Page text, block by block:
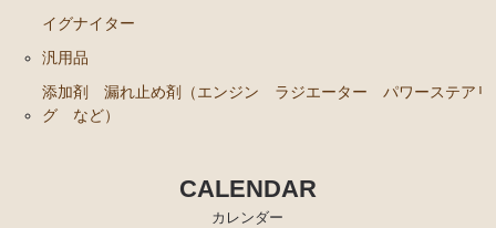
ブレーキパーツ（マスターシリンダー リペアキッ
ーズシリンダー オーバーホールキット など）
燃料パーツ（ポンプ フィルター ダンパー センダ
イグナイター
汎用品
添加剤 漏れ止め剤（エンジン ラジエーター パワーステアリ
グ など）
CALENDAR
カレンダー